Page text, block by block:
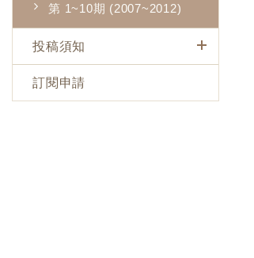
第 1~10期 (2007~2012)
投稿須知
訂閱申請